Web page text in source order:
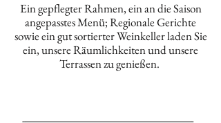
Ein gepflegter Rahmen, ein an die Saison
angepasstes Menü; Regionale Gerichte
sowie ein gut sortierter Weinkeller laden Sie
ein, unsere Räumlichkeiten und unsere
Terrassen zu genießen.